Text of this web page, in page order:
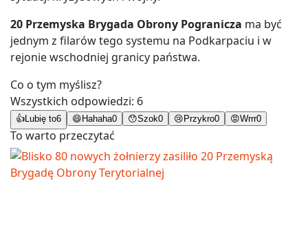
20 Przemyska Brygada Obrony Pogranicza ma być
jednym z filarów tego systemu na Podkarpaciu i w
rejonie wschodniej granicy państwa.
Co o tym myślisz?
Wszystkich odpowiedzi: 6
👍 Lubię to6 😄 Hahaha0 😯Szok0 😢 Przykro0 😡Wrrr0
To warto przeczytać